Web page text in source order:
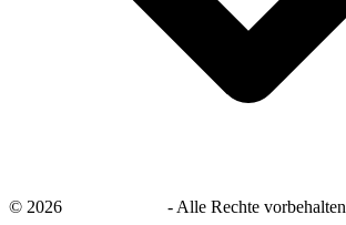
© 2026 - Alle Rechte vorbehalten